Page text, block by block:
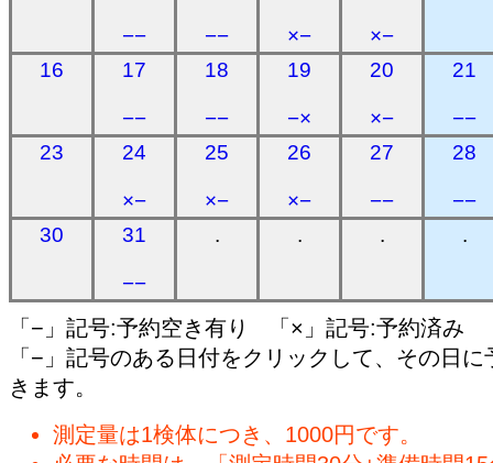
−− −− ×− ×−
16 17
−−
18
−−
19
−×
20
×−
21
−−
23
24
×−
25
×−
26
×−
27
−−
28
−−
30
31
−−
. . . .
「−」記号:予約空き有り 「×」記号:予約済み
「−」記号のある日付をクリックして、その日に
きます。
測定量は1検体につき、1000円です。